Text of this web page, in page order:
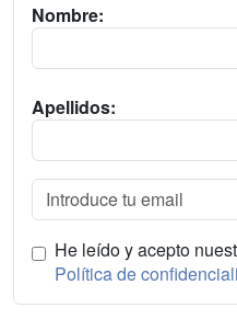
Nombre:
Apellidos:
He leído y acepto
Política de